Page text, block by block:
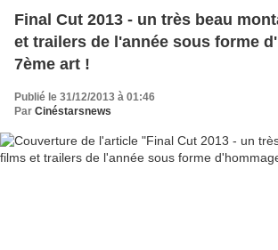
Final Cut 2013 - un très beau
et trailers de l'année sous forme
7ème art !
Publié le 31/12/2013 à 01:46
Par Cinéstarsnews